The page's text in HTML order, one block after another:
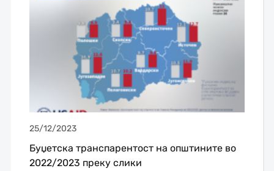
25/12/2023
Буџетска транспарентост на општините во
2022/2023 преку слики